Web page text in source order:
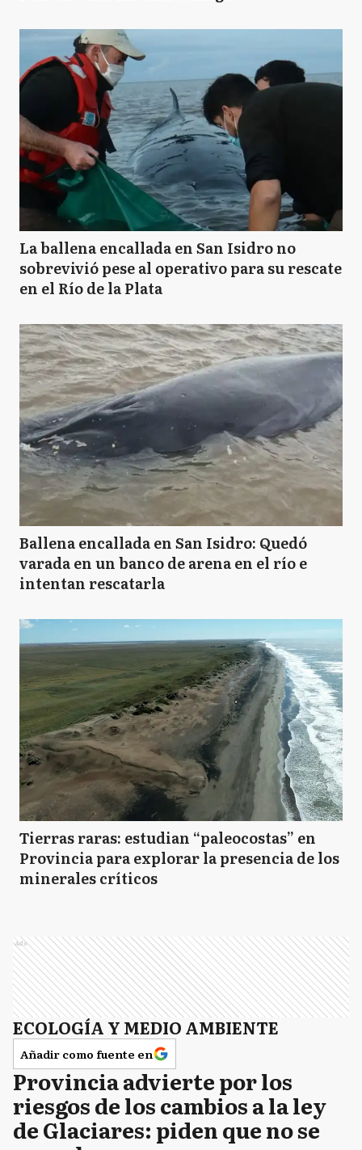
La ballena encallada en San Isidro no
sobrevivió pese al operativo para su rescate
en el Río de la Plata
Ballena encallada en San Isidro: Quedó
varada en un banco de arena en el río e
intentan rescatarla
Tierras raras: estudian “paleocostas” en
Provincia para explorar la presencia de los
minerales críticos
Ads
ECOLOGÍA Y MEDIO AMBIENTE
Añadir como fuente en
Provincia advierte por los
riesgos de los cambios a la ley
de Glaciares: piden que no se